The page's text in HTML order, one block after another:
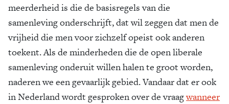
meerderheid is die de basisregels van die
samenleving onderschrijft, dat wil zeggen dat men de
vrijheid die men voor zichzelf opeist ook anderen
toekent. Als de minderheden die de open liberale
samenleving onderuit willen halen te groot worden,
naderen we een gevaarlijk gebied. Vandaar dat er ook
in Nederland wordt gesproken over de vraagwanneer